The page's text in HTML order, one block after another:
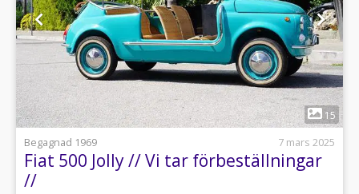
1
15
Begagnad 1969
7 mars 2025
Fiat 500 Jolly // Vi tar förbeställningar
//